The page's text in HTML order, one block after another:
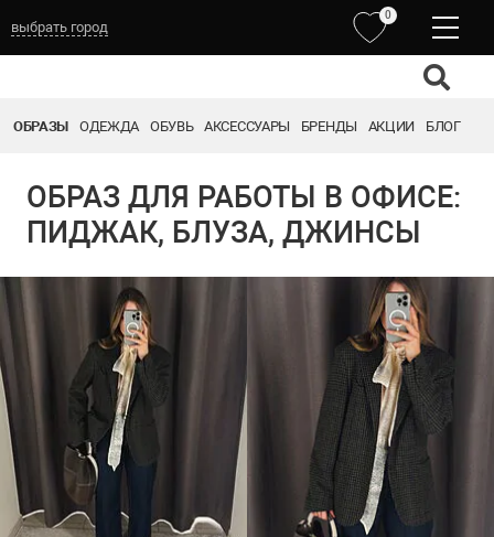
выбрать город
0
ОБРАЗЫ ОДЕЖДА ОБУВЬ АКСЕССУАРЫ БРЕНДЫ АКЦИИ БЛОГ
ОБРАЗ ДЛЯ РАБОТЫ В ОФИСЕ:
ПИДЖАК, БЛУЗА, ДЖИНСЫ